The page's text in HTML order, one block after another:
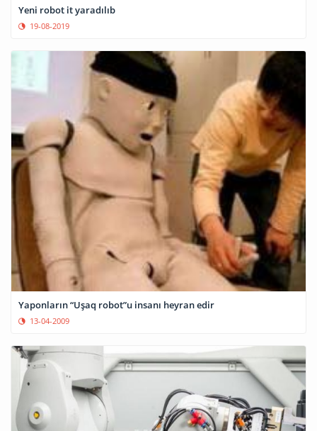
Yeni robot it yaradılıb
19-08-2019
Yaponların “Uşaq robot”u insanı heyran edir
13-04-2009